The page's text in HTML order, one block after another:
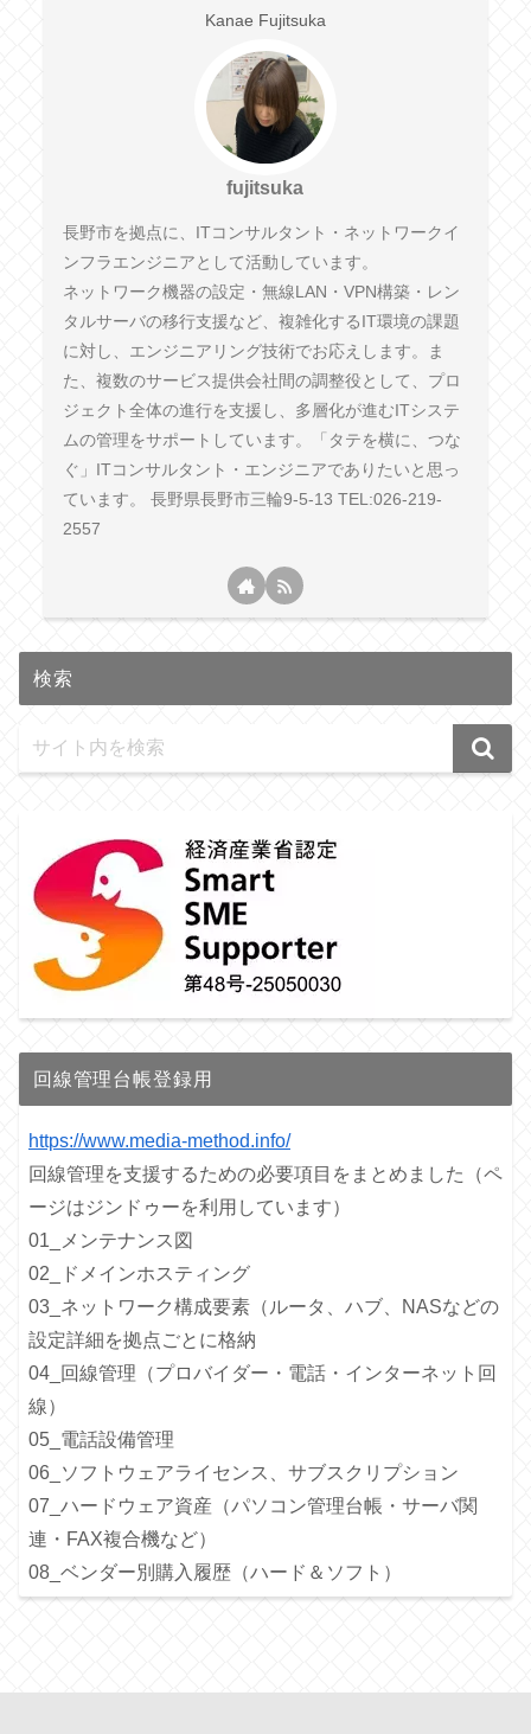
Kanae Fujitsuka
fujitsuka
長野市を拠点に、ITコンサルタント・ネットワークイ
ンフラエンジニアとして活動しています。
ネットワーク機器の設定・無線LAN・VPN構築・レン
タルサーバの移行支援など、複雑化するIT環境の課題
に対し、エンジニアリング技術でお応えします。ま
た、複数のサービス提供会社間の調整役として、プロ
ジェクト全体の進行を支援し、多層化が進むITシステ
ムの管理をサポートしています。「タテを横に、つな
ぐ」ITコンサルタント・エンジニアでありたいと思っ
ています。 長野県長野市三輪9-5-13 TEL:026-219-
2557
検索
回線管理台帳登録用
https://www.media-method.info/
回線管理を支援するための必要項目をまとめました（ペ
ージはジンドゥーを利用しています）
01_メンテナンス図
02_ドメインホスティング
03_ネットワーク構成要素（ルータ、ハブ、NASなどの
設定詳細を拠点ごとに格納
04_回線管理（プロバイダー・電話・インターネット回
線）
05_電話設備管理
06_ソフトウェアライセンス、サブスクリプション
07_ハードウェア資産（パソコン管理台帳・サーバ関
連・FAX複合機など）
08_ベンダー別購入履歴（ハード＆ソフト）